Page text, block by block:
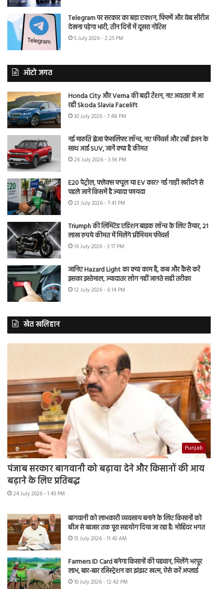
Telegram पर सरकार का बड़ा एक्शन, फिल्में और वेब सीरीज
देखना पड़ेगा भारी, तीन दिनों में दूसरा नोटिस
5 July 2026 - 2:25 PM
ऑटो जगत
Honda City और Verna की बढ़ी टेंशन, नए अवतार में आ
रही Skoda Slavia Facelift
30 July 2026 - 7:48 PM
नई मारुति ब्रेजा फेसलिफ्ट लॉन्च, नए फीचर्स और टर्बो इंजन के
साथ आई SUV, जानें क्या है कीमत
26 July 2026 - 3:56 PM
E20 पेट्रोल, फ्लेक्स फ्यूल या EV कार? नई गाड़ी खरीदने से
पहले जानें किसमें है ज्यादा फायदा
23 July 2026 - 7:41 PM
Triumph की लिमिटेड एडिशन बाइक लॉन्च के लिए तैयार, 21
लाख रुपये कीमत में मिलेंगे प्रीमियम फीचर्स
16 July 2026 - 3:17 PM
जानिए Hazard Light का क्या काम है, कब और कैसे करें
इसका इस्तेमाल, ज्यादातर लोग नहीं जानते सही तरीका
12 July 2026 - 6:14 PM
खेत खलिहान
Punjab
पंजाब सरकार बागवानी को बढ़ावा देने और किसानों की आय
बढ़ाने के लिए प्रतिबद्ध
24 July 2026 - 1:45 PM
बागवानी को लाभकारी व्यवसाय बनाने के लिए किसानों को
बीज से बाजार तक पूरा सहयोग दिया जा रहा है: मोहिंदर भगत
15 July 2026 - 11:43 AM
Farmers ID Card बनेगा किसानों की पहचान, मिलेंगे भरपूर
लाभ, बार-बार रजिस्ट्रेशन का झंझट खत्म, ऐसे करें अप्लाई
10 July 2026 - 12:42 PM